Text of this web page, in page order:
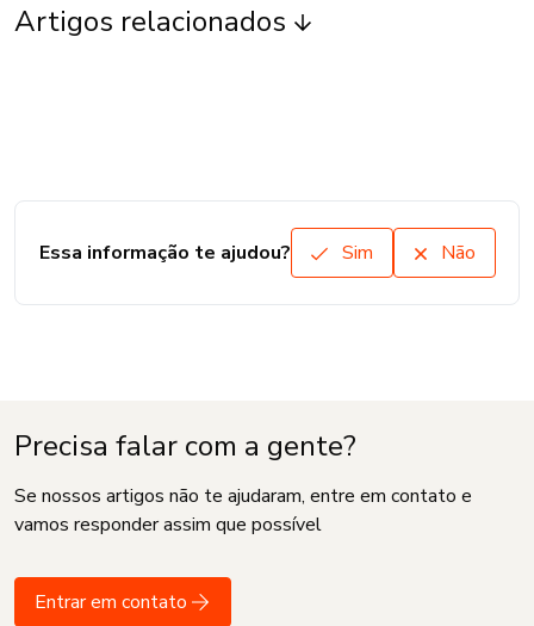
Artigos relacionados
Essa informação te ajudou? Sim Não
Precisa falar com a gente?
Se nossos artigos não te ajudaram, entre em contato e
vamos responder assim que possível
Entrar em contato